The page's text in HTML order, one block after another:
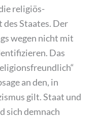
religiös-
Staates. Der
wegen nicht mit
Das
an den, in
gilt. Staat und
sich demnach